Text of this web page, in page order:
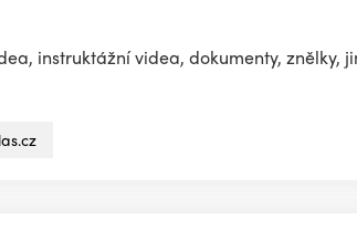
instruktážní videa, dokumenty, znělky,